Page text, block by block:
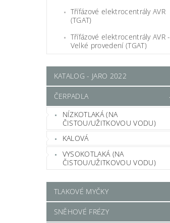
Třífázové elektrocentrály AVR
(TGAT)
Třífázové elektrocentrály AVR -
Velké provedení (TGAT)
KATALOG - JARO 2022
ČERPADLA
NÍZKOTLAKÁ (NA
ČISTOU/UŽITKOVOU VODU)
KALOVÁ
VYSOKOTLAKÁ (NA
ČISTOU/UŽITKOVOU VODU)
TLAKOVÉ MYČKY
SNĚHOVÉ FRÉZY